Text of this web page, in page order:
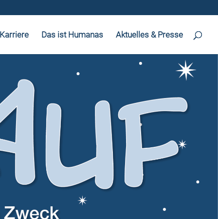
Das ist Humanas Aktuelles & Presse